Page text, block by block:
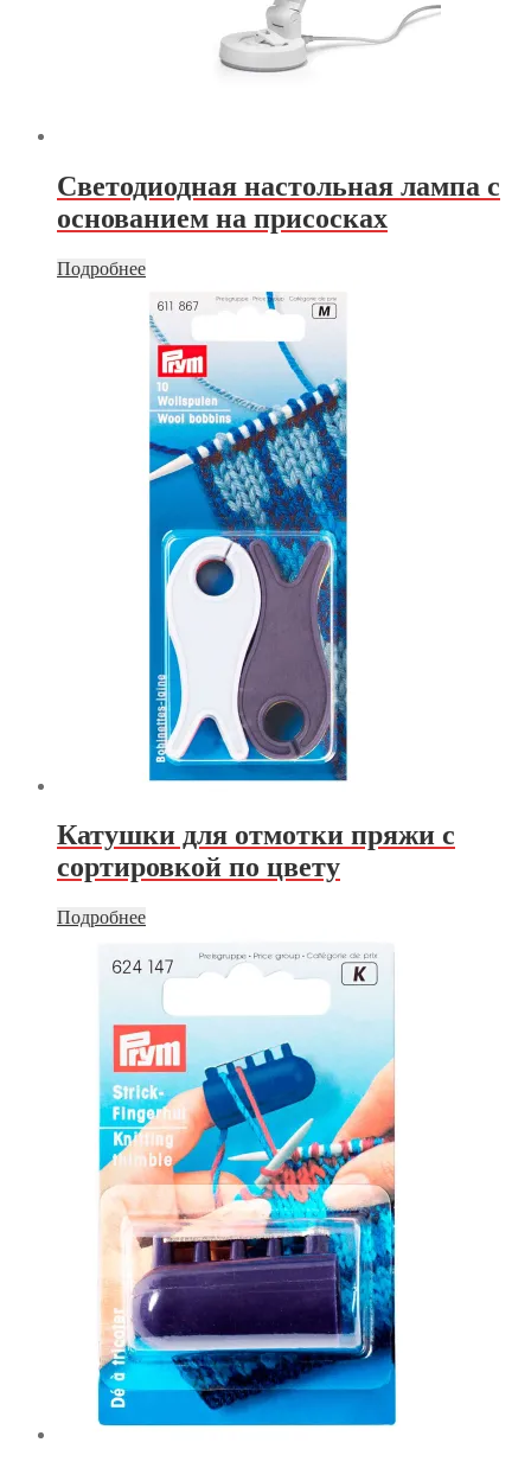
Светодиодная настольная лампа с
основанием на присосках
Подробнее
Катушки для отмотки пряжи с
сортировкой по цвету
Подробнее